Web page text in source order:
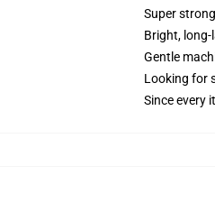
Super
Bright,
Gentle
Looking for
Since every